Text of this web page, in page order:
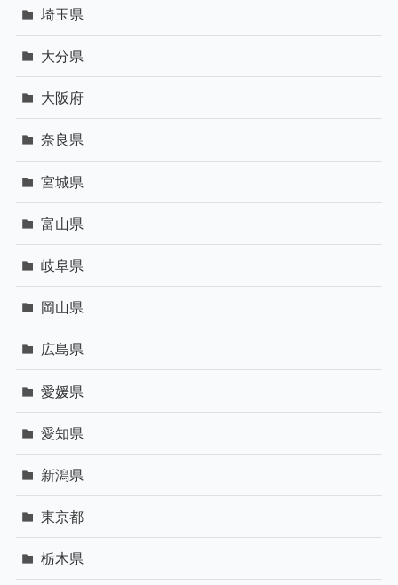
埼玉県
大分県
大阪府
奈良県
宮城県
富山県
岐阜県
岡山県
広島県
愛媛県
愛知県
新潟県
東京都
栃木県